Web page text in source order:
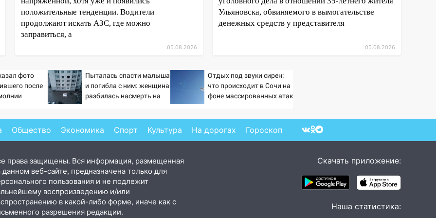
положительные тенденции. Водители
продолжают искать АЗС, где можно
заправиться, а
05.08.2026
Ульяновска, обвиняемого в вымогательстве
денежных средств у представителя
05.08.2026
фото
после
Пыталась спасти малыша
и погибла с ним: женщина
разбилась насмерть на
Отдых под звуки сирен:
что происходит в Сочи на
фоне массированных атак
Общество Экономика Спорт Культура На дорогах Гороскоп
права защищены. Вся информация, размещенная
данном веб-сайте, предназначена только для
пользования и не подлежит
воспроизведению и/или
в какой-либо форме, иначе как с
разрешения редакции.
Скачать приложение:
Наша статистика: